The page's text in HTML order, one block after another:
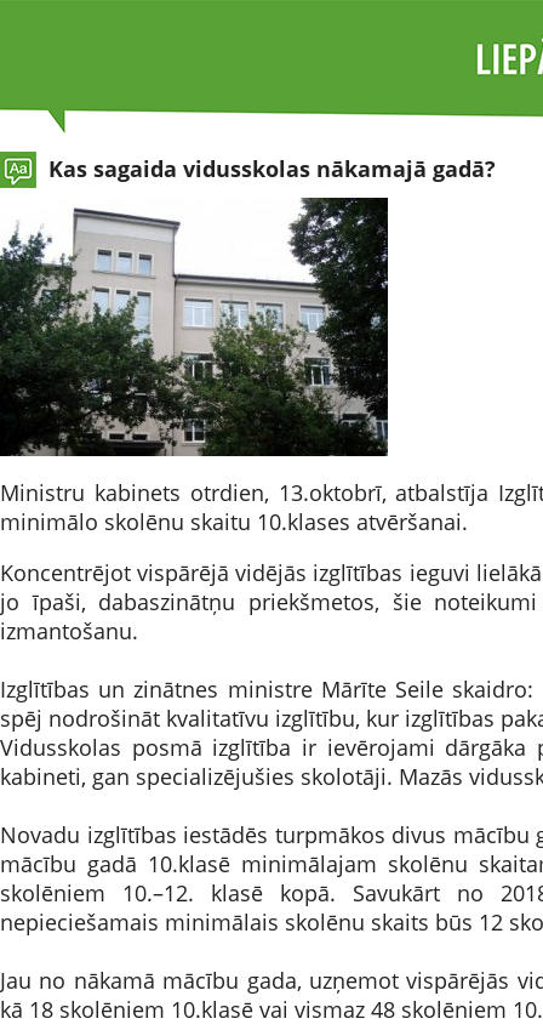
Kas sagaida vidusskolas nākamajā gadā?
Ministru kabinets otrdien, 13.oktobrī, atbalstīja
minimālo skolēnu skaitu 10.klases atvēršanai.
Koncentrējot vispārējā vidējās izglītības ieguvi
jo īpaši, dabaszinātņu priekšmetos, šie
izmantošanu.
Izglītības un zinātnes ministre Mārīte Seile
spēj nodrošināt kvalitatīvu izglītību, kur izglītības
Vidusskolas posmā izglītība ir ievērojami
kabineti, gan specializējušies skolotāji. Mazās
Novadu izglītības iestādēs turpmākos divus
mācību gadā 10.klasē minimālajam skolēnu
skolēniem 10.–12. klasē kopā. Savukārt no
nepieciešamais minimālais skolēnu skaits būs 12
Jau no nākamā mācību gada, uzņemot vispārējās
kā 18 skolēniem 10.klasē vai vismaz 48 skolēniem